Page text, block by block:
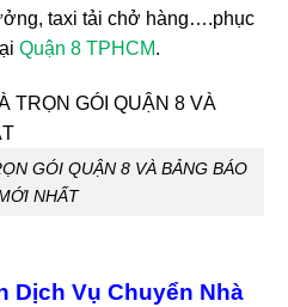
taxi tải chở hàng….phục
Quận 8 TPHCM.
GÓI QUẬN 8 VÀ BẢNG BÁO
NHẤT
Dịch Vụ Chuyển Nhà